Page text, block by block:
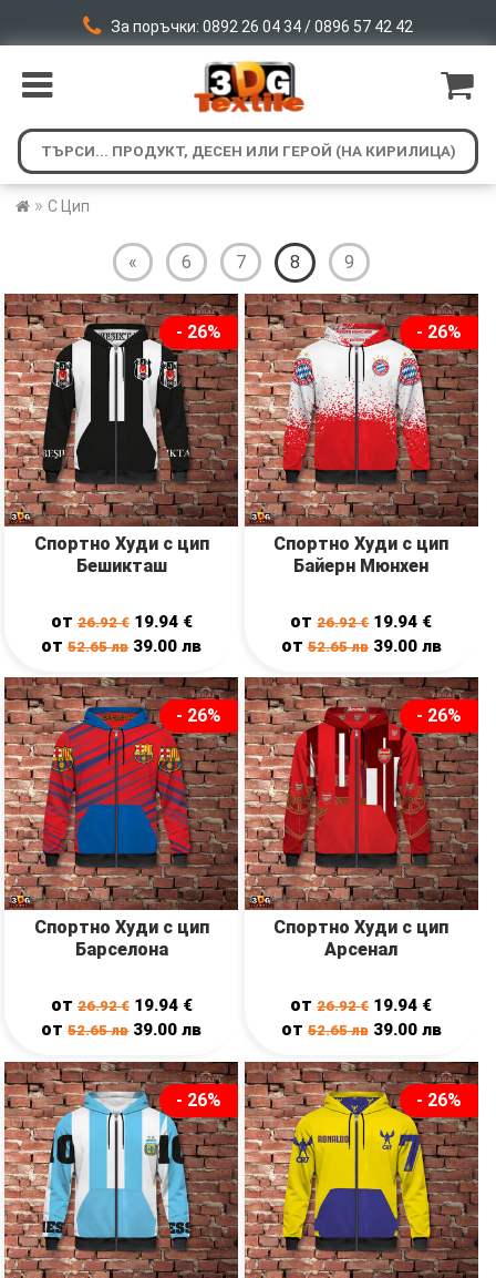
За поръчки: 0892 26 04 34 / 0896 57 42 42
» С Цип
« 6 7 8 9
- 26%
Спортно Худи с цип
Бешикташ
от26.92€ 19.94 €
от52.65лв 39.00лв
- 26%
Спортно Худи с цип
Байерн Мюнхен
от26.92€ 19.94 €
от 52.65лв 39.00 лв
- 26%
Спортно Худи с цип
Барселона
от26.92€ 19.94 €
от52.65лв 39.00лв
- 26%
Спортно Худи с цип
Арсенал
от26.92€ 19.94 €
от 52.65лв 39.00 лв
- 26% - 26%